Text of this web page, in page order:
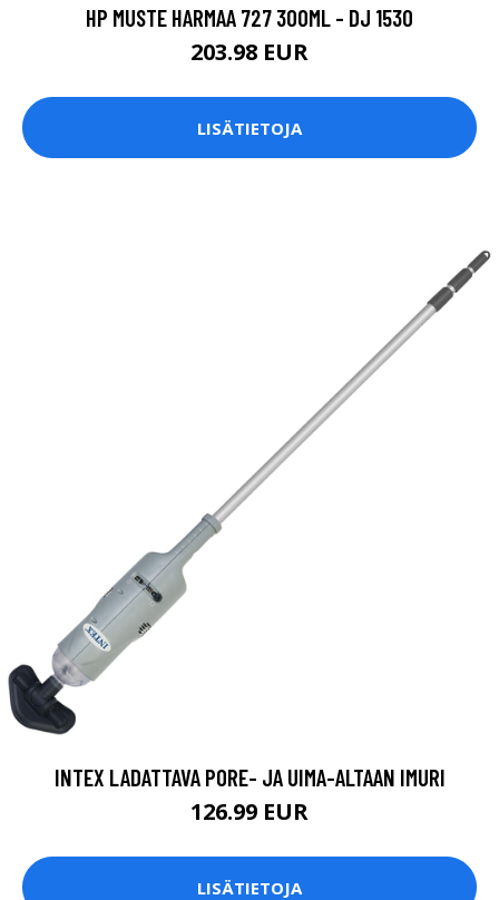
HP MUSTE HARMAA 727 300ML - DJ 1530
203.98 EUR
LISÄTIETOJA
INTEX LADATTAVA PORE- JA UIMA-ALTAAN IMURI
126.99 EUR
LISÄTIETOJA